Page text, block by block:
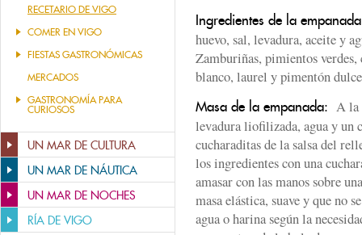
RECETARIO DE VIGO
COMER EN VIGO
FIESTAS GASTRONÓMICAS
MERCADOS
GASTRONOMÍA PARA
CURIOSOS
UN MAR DE CULTURA
UN MAR DE NÁUTICA
UN MAR DE NOCHES
RÍA DE VIGO
Ingredientes de la
huevo, sal, levadura, aceite y
Zamburiñas, pimientos
blanco, laurel y pimentón
Masa de la empanada: A la
levadura liofilizada, agua y un
cucharaditas de la salsa del
los ingredientes con una
amasar con las manos sobre
masa elástica, suave y que no
agua o harina según la